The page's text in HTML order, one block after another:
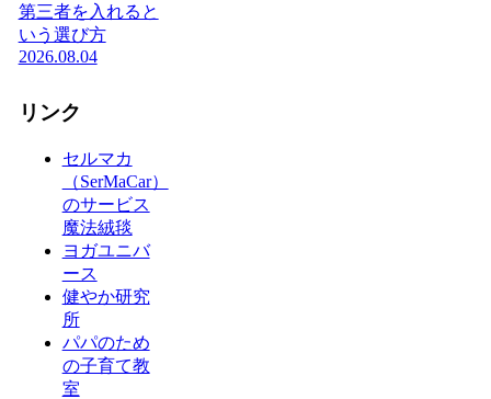
第三者を入れると
いう選び方
2026.08.04
リンク
セルマカ
（SerMaCar）
のサービス
魔法絨毯
ヨガユニバ
ース
健やか研究
所
パパのため
の子育て教
室